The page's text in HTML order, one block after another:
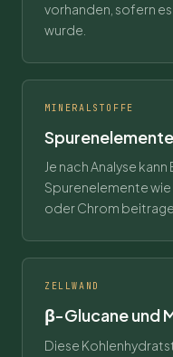
vorhanden, sofern
wurde.
MINERALSTOFFE
Je nach Analyse
Spurenelemente wie
oder Chrom
ZELLWAND
β-Glucane und
Diese